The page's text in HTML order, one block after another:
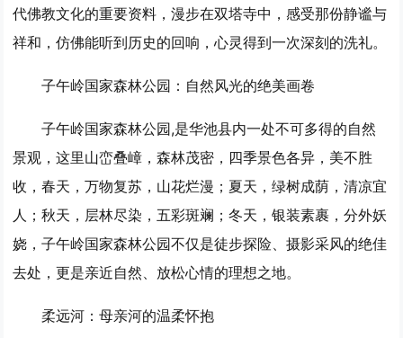
代佛教文化的重要资料，漫步在双塔寺中，感受那份静谧与
祥和，仿佛能听到历史的回响，心灵得到一次深刻的洗礼。
子午岭国家森林公园：自然风光的绝美画卷
子午岭国家森林公园,是华池县内一处不可多得的自然
景观，这里山峦叠嶂，森林茂密，四季景色各异，美不胜
收，春天，万物复苏，山花烂漫；夏天，绿树成荫，清凉宜
人；秋天，层林尽染，五彩斑斓；冬天，银装素裹，分外妖
娆，子午岭国家森林公园不仅是徒步探险、摄影采风的绝佳
去处，更是亲近自然、放松心情的理想之地。
柔远河：母亲河的温柔怀抱